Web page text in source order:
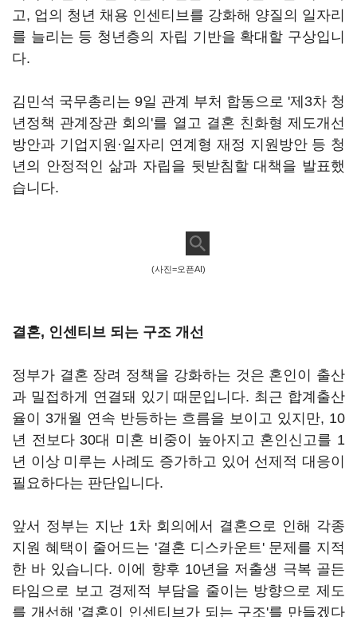
고, 업의 청년 채용 인센티브를 강화해 양질의 일자리
를 늘리는 등 청년층의 자립 기반을 확대할 구상입니
다.
김민석 국무총리는 9일 관계 부처 합동으로 '제3차 청
년정책 관계장관 회의'를 열고 결혼 친화형 제도개선
방안과 기업지원·일자리 연계형 재정 지원방안 등 청
년의 안정적인 삶과 자립을 뒷받침할 대책을 발표했
습니다.
(사진=오픈AI)
결혼, 인센티브 되는 구조 개선
정부가 결혼 장려 정책을 강화하는 것은 혼인이 출산
과 밀접하게 연결돼 있기 때문입니다. 최근 합계출산
율이 3개월 연속 반등하는 흐름을 보이고 있지만, 10
년 전보다 30대 미혼 비중이 높아지고 혼인신고를 1
년 이상 미루는 사례도 증가하고 있어 선제적 대응이
필요하다는 판단입니다.
앞서 정부는 지난 1차 회의에서 결혼으로 인해 각종
지원 혜택이 줄어드는 '결혼 디스카운트' 문제를 지적
한 바 있습니다. 이에 향후 10년을 저출생 극복 골든
타임으로 보고 경제적 부담을 줄이는 방향으로 제도
를 개선해 '결혼이 인센티브가 되는 구조'를 만들겠다